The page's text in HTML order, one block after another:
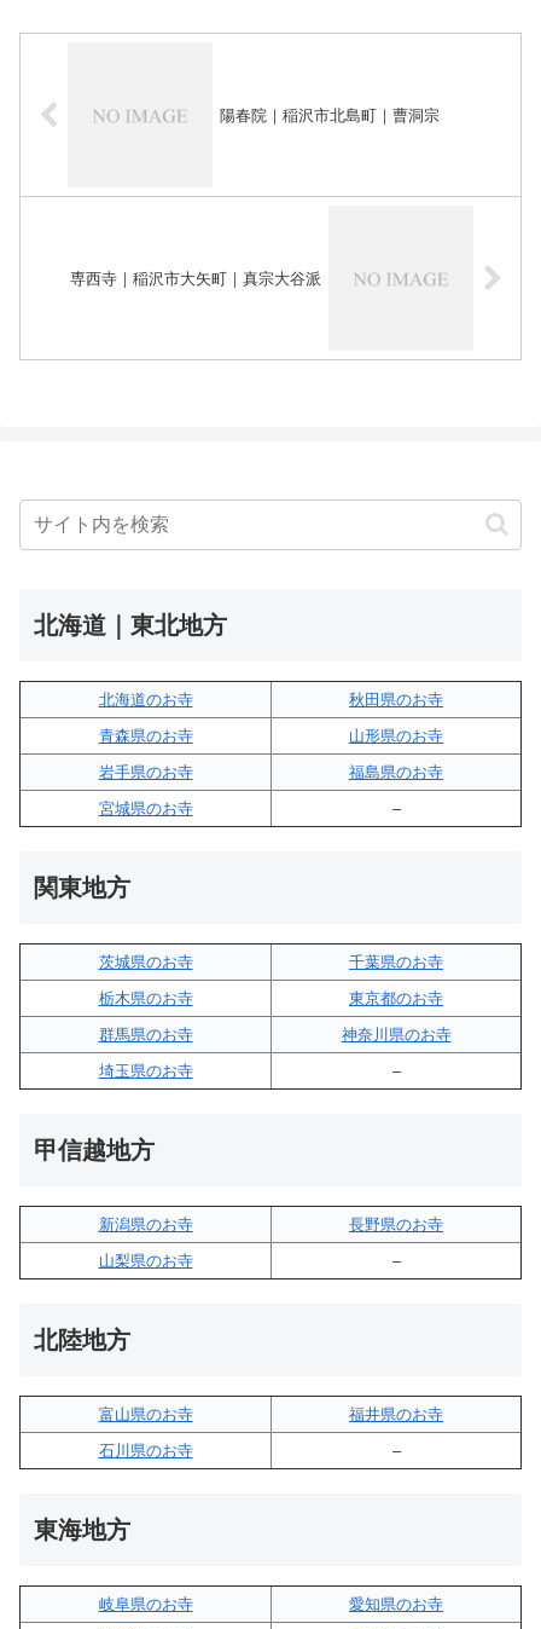
陽春院｜稲沢市北島町｜曹洞宗
専西寺｜稲沢市大矢町｜真宗大谷派
北海道｜東北地方
北海道のお寺
秋田県のお寺
青森県のお寺
山形県のお寺
岩手県のお寺
福島県のお寺
宮城県のお寺
–
関東地方
茨城県のお寺
千葉県のお寺
栃木県のお寺
東京都のお寺
群馬県のお寺
神奈川県のお寺
埼玉県のお寺
–
甲信越地方
新潟県のお寺
長野県のお寺
山梨県のお寺
–
北陸地方
富山県のお寺
福井県のお寺
石川県のお寺
–
東海地方
岐阜県のお寺
愛知県のお寺